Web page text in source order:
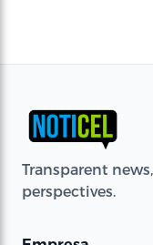
Transparent
perspectives.